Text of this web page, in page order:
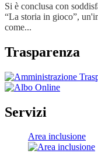
Si è conclusa con
“La storia in gioco”,
come...
Trasparenza
Servizi
Area inclusione